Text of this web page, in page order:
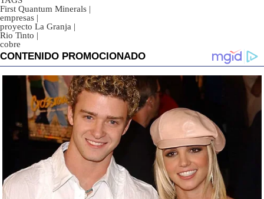
First Quantum Minerals |
empresas |
proyecto La Granja |
Rio Tinto |
cobre